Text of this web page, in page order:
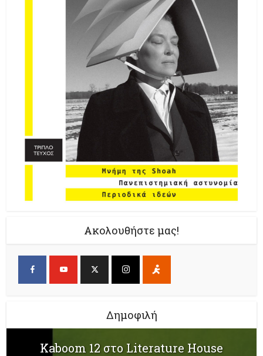
Ακολουθήστε μας!
Δημοφιλή
Kaboom 12 στο Literature House